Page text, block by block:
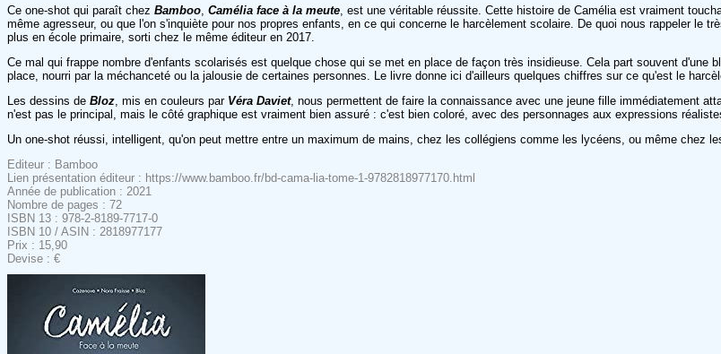
Ce one-shot qui paraît chez Bamboo Camélia face à la meute , est une véritable réussite. Cette histoire de Camélia est vraiment
même agresseur, ou que l'on s'inquiète pour nos propres enfants, en ce qui concerne le harcèlement scolaire. De quoi nous rappeler le
plus en école primaire, sorti chez le même éditeur en 2017.
Ce mal qui frappe nombre d'enfants scolarisés est quelque chose qui se met en place de façon très insidieuse. Cela part souvent
place, nourri par la méchanceté ou la jalousie de certaines personnes. Le livre donne ici d'ailleurs quelques chiffres sur ce qu'est le
Les dessins de Bloz , mis en couleurs par Véra Daviet, nous permettent de faire la connaissance avec une jeune fille immédiatement
n'est pas le principal, mais le côté graphique est vraiment bien assuré : c'est bien coloré, avec des personnages aux expressions
Un one-shot réussi, intelligent, qu'on peut mettre entre un maximum de mains, chez les collégiens comme les lycéens, ou même chez
Editeur : Bamboo
Lien présentation éditeur : https://www.bamboo.fr/bd-cama-lia-tome-1-9782818977170.html
Année de publication : 2021
Nombre de pages : 72
ISBN 13 : 978-2-8189-7717-0
ISBN 10 / ASIN : 2818977177
Prix : 15,90
Devise : €